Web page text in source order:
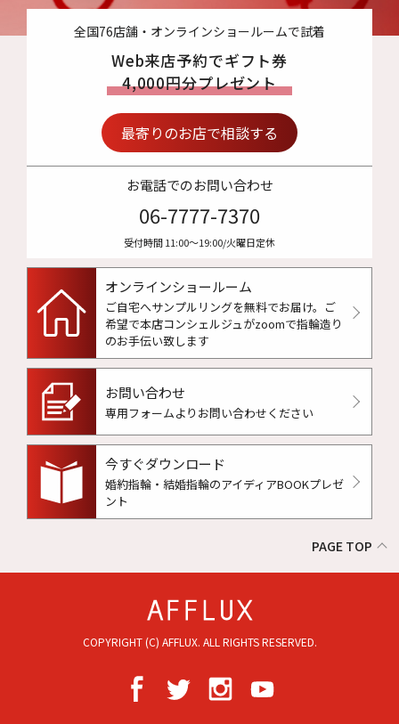
全国76店舗・オンラインショールームで試着
Web来店予約でギフト券
4,000円分プレゼント
最寄りのお店で相談する
お電話でのお問い合わせ
06-7777-7370
受付時間 11:00〜19:00/火曜日定休
オンラインショールーム
ご自宅へサンプルリングを無料でお届け。 ご
希望で本店コンシェルジュがzoomで指輪造り
のお手伝い致します
お問い合わせ
専用フォームよりお問い合わせください
今すぐダウンロード
婚約指輪・結婚指輪のアイディアBOOKプレゼ
ント
PAGE TOP
COPYRIGHT (C) AFFLUX. ALL RIGHTS RESERVED.